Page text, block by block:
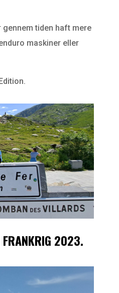
tiden haft mere
maskiner eller
FRANKRIG 2023.